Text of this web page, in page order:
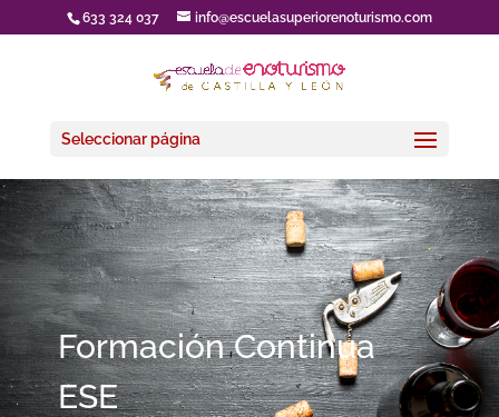
633 324 037 info@escuelasuperiorenoturismo.com
Seleccionar página
Formación Continua
ESE